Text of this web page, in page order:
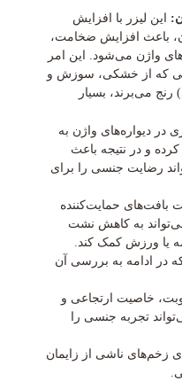
این لیزر با افزایش
باعث افزایش ضخامت،
واژن می‌شود. این امر
که از خشکی، سوزش و
می‌برند، بسیار
در دیواره‌های واژن به
و در نتیجه باعث
رضایت جنسی را برای
بافت‌های حمایت‌کننده
می‌تواند به کاهش نشت
یا ورزش کمک کند.
در ادامه به بررسی آن
خاصیت ارتجاعی و
تجربه جنسی را
زخم‌های ناشی از زایمان